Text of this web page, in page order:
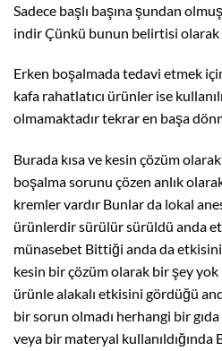
Sadece başlı başına şundan
indir Çünkü bunun belirtisi olarak
Erken boşalmada tedavi etmek
kafa rahatlatıcı ürünler ise
olmamaktadır tekrar en başa
Burada kısa ve kesin çözüm
boşalma sorunu çözen anlık
kremlervardır Bunlar da lokal
ürünlerdir sürülür sürüldü anda
münasebet Bittiği anda da
kesin bir çözüm olarak bir şey
ürünle alakalı etkisini gördüğü
bir sorun olmadı herhangi bir
veya bir materyal